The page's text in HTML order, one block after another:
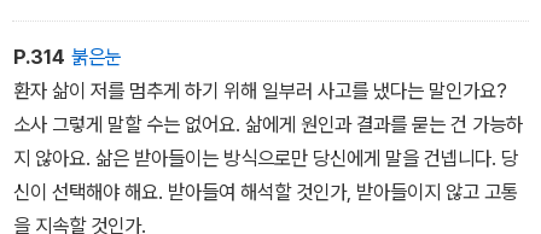
만 스물한 살이 되어서 나는 처음으로 은하수라는 단어가 의미하는
것이 무엇인지 정확히 알았다. 그건 사실이었다. 밤하늘에는 실제로
별들의 강이 있었다. 그것은 놀랍도록 선명하고 짙은 우윳빛이었고,
한쪽 하늘에서 시작해서 내 머리 위를 거쳐 반대편 하늘까지 거대하
게 이어져 있었다.
는이유는 초과공급의 문제를 해결해야 한다는 경제적인 목적에서 비
롯된 것일 뿐이다.
P.314 붉은눈
환자 삶이 저를 멈추게 하기 위해 일부러 사고를 냈다는 말인가요?
소사 그렇게 말할 수는 없어요. 삶에게 원인과 결과를 묻는 건 가능하
지 않아요. 삶은 받아들이는 방식으로만 당신에게 말을 건넵니다. 당
신이 선택해야 해요. 받아들여 해석할 것인가, 받아들이지 않고 고통
을 지속할 것인가.